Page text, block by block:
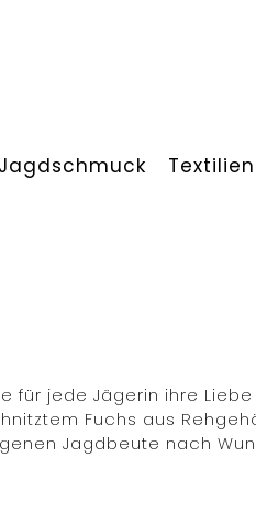
Jagdschmuck Textilien
für jede Jägerin ihre
Fuchs aus
Jagdbeute nach